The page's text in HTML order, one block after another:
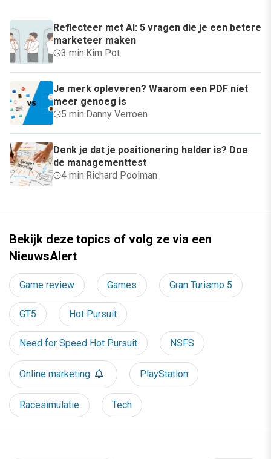
Reflecteer met AI: 5 vragen die je een betere
marketeer maken
3 min·Kim Pot
Je merk opleveren? Waarom een PDF niet
meer genoeg is
5 min·Danny Verroen
Denk je dat je positionering helder is? Doe
de managementtest
4 min·Richard Poolman
Bekijk deze topics of volg ze via een
NieuwsAlert
Game review Games Gran Turismo 5
GT5 Hot Pursuit
Need for Speed Hot Pursuit NSFS
Online marketing PlayStation
Racesimulatie Tech